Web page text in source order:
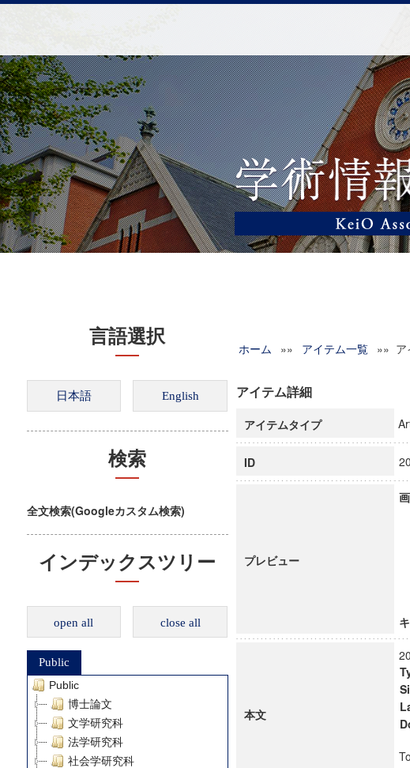
言語選択
検索
全文検索(Googleカスタム検索)
インデックスツリー
open all close all
Public
Public
博士論文
文学研究科
法学研究科
社会学研究科
ホーム »» アイテム一覧 »» ア
アイテム詳細
アイテムタイプ
ID
プレビュー
本文